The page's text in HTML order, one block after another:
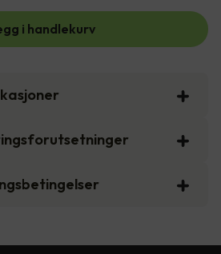
i handlekurv